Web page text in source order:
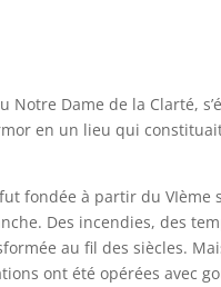
Notre Dame de la Clarté,
en un lieu qui
fondée à partir du VIème
Des incendies, des
au fil des siècles.
ont été opérées avec